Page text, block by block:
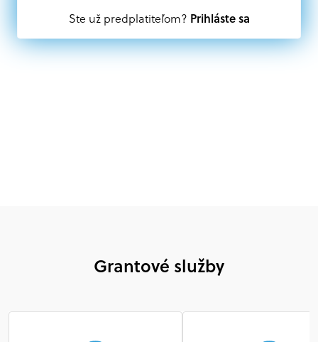
subjekt, komerčný alebo nekomerčný, ako aj
mimovládne organizácie zriadené ako právnická osoba v
Nórsku alebo na Slovensku, alebo akákoľvek
Ste už predplatiteľom? Prihláste sa
Grantové služby